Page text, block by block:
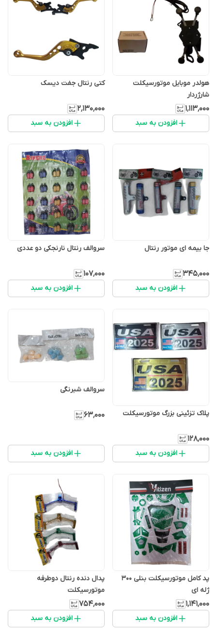
هولدر موبایل موتورسیکلت
شارژردار
۱٬۱۱۳٬۰۰۰
افزودن به سبد
کتی رنتال جفت دیسک
۲٬۱۳۰٬۰۰۰
افزودن به سبد
جا بیمه ای موتور رنتال
۳۴۵٬۰۰۰
افزودن به سبد
سروالف رنتال نارنجکی دو عددی
۱۰۷٬۰۰۰
افزودن به سبد
پلاک تزئینی بزرگ موتورسیکلت
۱۲۸٬۰۰۰
افزودن به سبد
سروالف شبرنگی
۶۳٬۰۰۰
افزودن به سبد
پد کامل موتورسیکلت بنلی 300
ژله ای
۱٬۱۴۱٬۰۰۰
افزودن به سبد
پدال دنده رنتال دوطرفه
موتورسیکلت
۷۵۴٬۰۰۰
افزودن به سبد